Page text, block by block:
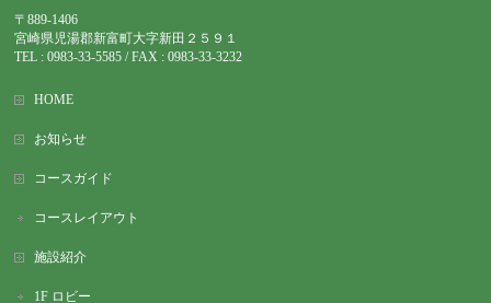
〒889-1406
宮崎県児湯郡新富町大字新田２５９１
TEL : 0983-33-5585 / FAX : 0983-33-3232
HOME
お知らせ
コースガイド
コースレイアウト
施設紹介
1F ロビー